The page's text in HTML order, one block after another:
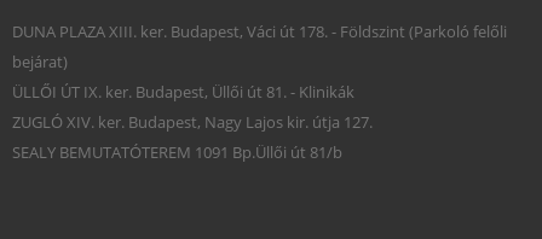
DUNA PLAZA XIII. ker. Budapest, Váci út 178. - Földszint (Parkoló felőli
bejárat)
ÜLLŐI ÚT IX. ker. Budapest, Üllői út 81. - Klinikák
ZUGLÓ XIV. ker. Budapest, Nagy Lajos kir. útja 127.
SEALY BEMUTATÓTEREM 1091 Bp.Üllői út 81/b